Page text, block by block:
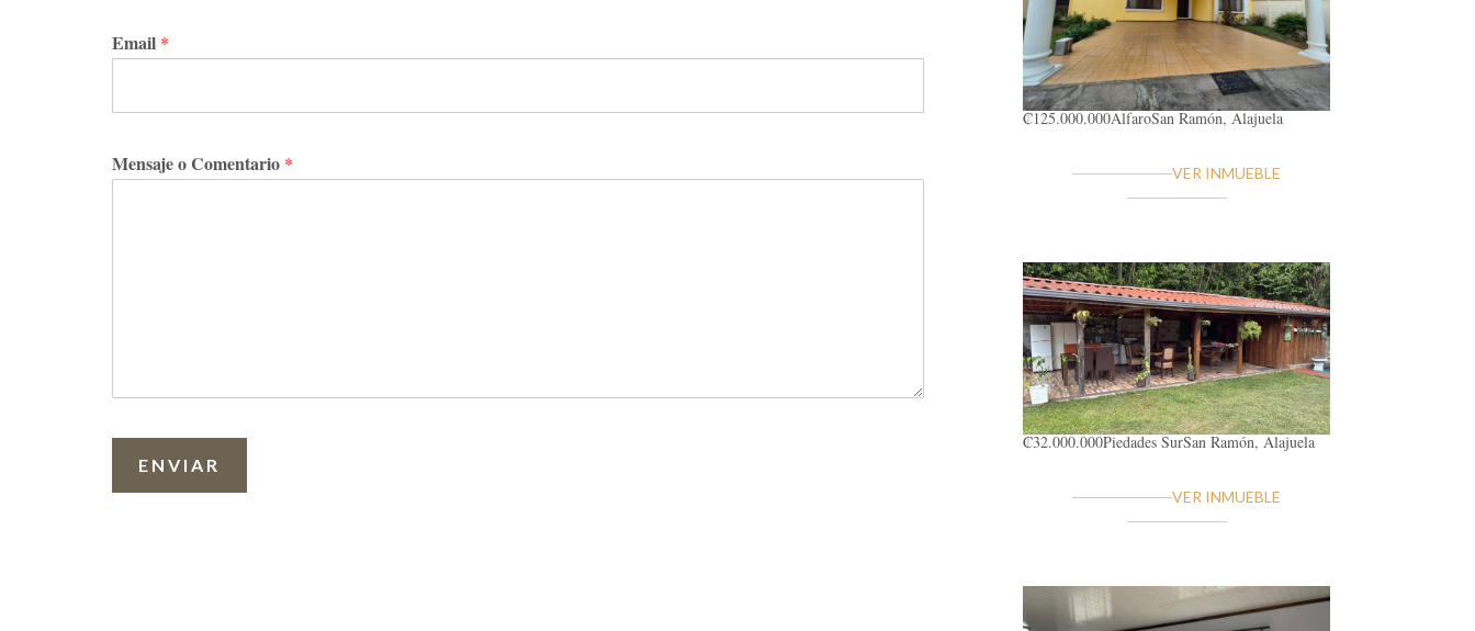
Email *
Mensaje o Comentario *
ENVIAR
₡125.000.000AlfaroSan Ramón, Alajuela
VER INMUEBLE
₡32.000.000Piedades SurSan Ramón, Alajuela
VER INMUEBLE